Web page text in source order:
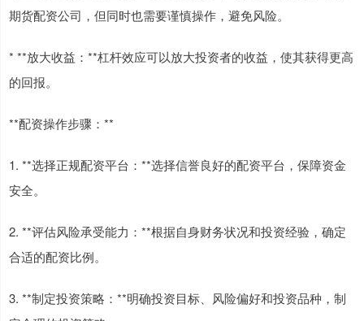
期货配资公司，但同时也需要谨慎操作，避免风险。
* **放大收益：**杠杆效应可以放大投资者的收益，使其获得更高
的回报。
**配资操作步骤：**
1. **选择正规配资平台：**选择信誉良好的配资平台，保障资金
安全。
2. **评估风险承受能力：**根据自身财务状况和投资经验，确定
合适的配资比例。
3. **制定投资策略：**明确投资目标、风险偏好和投资品种，制